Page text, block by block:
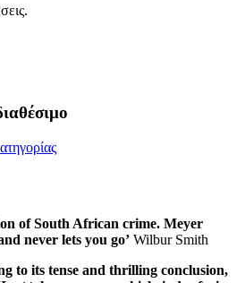
of South African crime. Meyer
never lets you go’ Wilbur Smith
to its tense and thrilling conclusion,